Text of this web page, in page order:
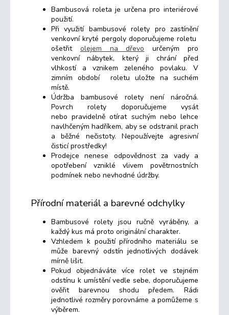
Bambusová roleta je určena pro interiérové
použití.
Při využití bambusové rolety pro zastínění
venkovní kryté pergoly doporučujeme roletu
ošetřit olejem na dřevo určeným pro
venkovní nábytek, který ji chrání před
vlhkostí a vznikem zeleného povlaku. V
zimním období roletu uložte na suchém
místě.
Údržba bambusové rolety není náročná.
Povrch rolety doporučujeme vysát
nebo pravidelně otírat suchým nebo lehce
navlhčeným hadříkem, aby se odstranil prach
a běžné nečistoty. Nepoužívejte agresivní
čisticí prostředky!
Prodejce nenese odpovědnost za vady a
opotřebení vzniklé vlivem povětrnostních
podmínek nebo nevhodné údržby.
Přírodní materiál a barevné odchylky
Bambusové rolety jsou ručně vyráběny, a
každý kus má proto originální charakter.
Vzhledem k použití přírodního materiálu se
může barevný odstín jednotlivých dodávek
mírně lišit.
Pokud objednáváte více rolet ve stejném
odstínu k umístění vedle sebe, doporučujeme
ověřit barevnou shodu předem. Rádi
jednotlivé rozměry porovnáme a pomůžeme s
výběrem.